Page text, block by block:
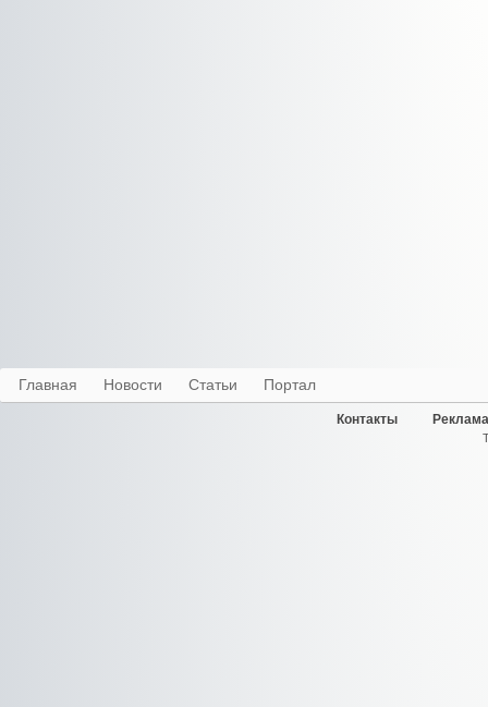
Главная Новости Статьи Портал
Контакты